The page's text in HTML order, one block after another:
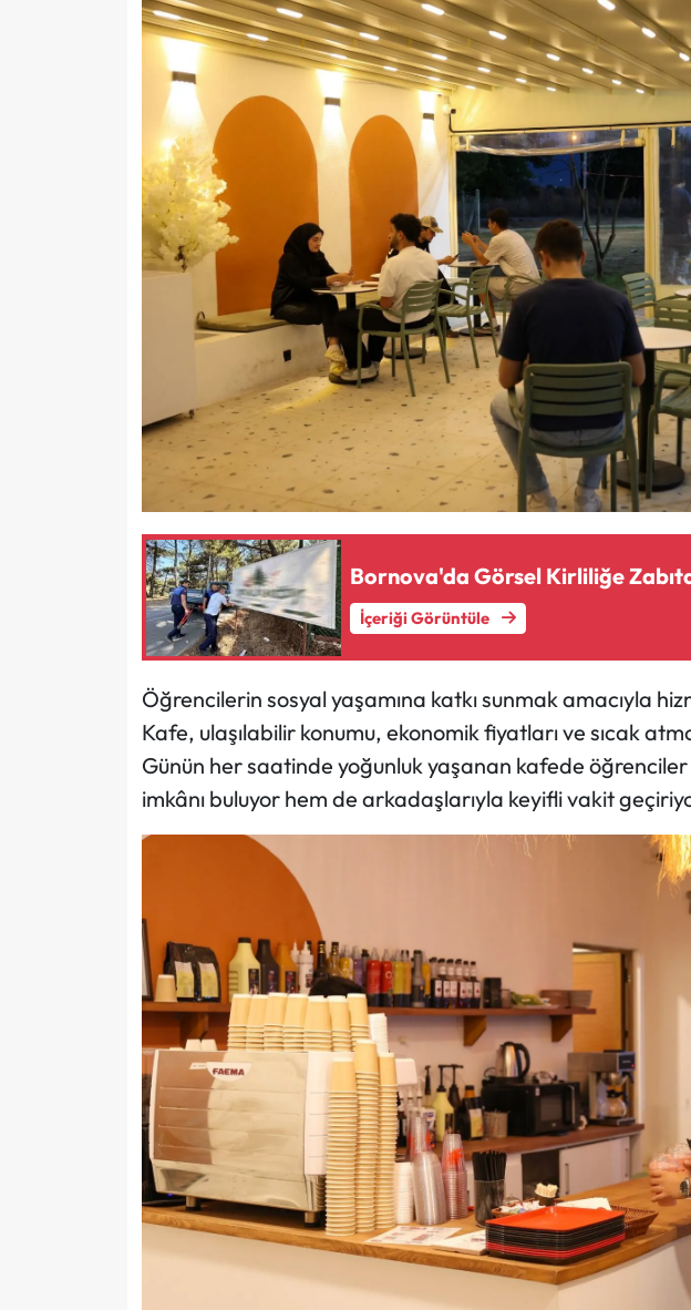
Bornova'da Görsel Kirliliğe
İçeriği Görüntüle
Öğrencilerin sosyal yaşamına katkı sunmak amacıyla
Kafe, ulaşılabilir konumu, ekonomik fiyatları ve sıcak
Günün her saatinde yoğunluk yaşanan kafede öğrenciler
imkânı buluyor hem de arkadaşlarıyla keyifli vakit